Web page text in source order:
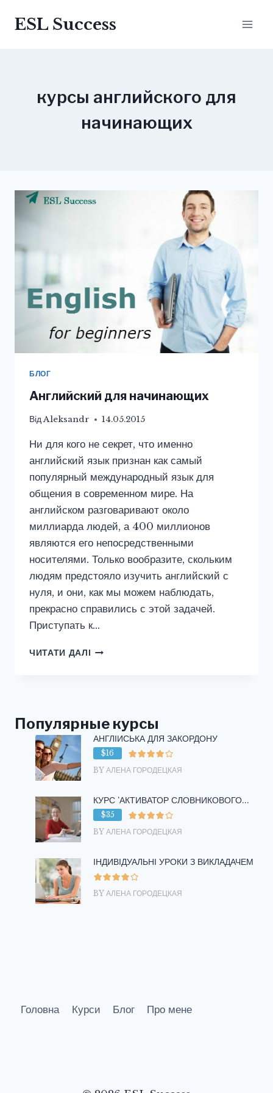
ESL Success
курсы английского для
начинающих
БЛОГ
Английский для начинающих
ВідAleksandr 14.05.2015
Ни для кого не секрет, что именно
английский язык признан как самый
популярный международный язык для
общения в современном мире. На
английском разговаривают около
миллиарда людей, а 400 миллионов
являются его непосредственными
носителями. Только вообразите, скольким
людям предстояло изучить английский с
нуля, и они, как мы можем наблюдать,
прекрасно справились с этой задачей.
Приступать к…
ЧИТАТИ ДАЛІ АНГЛИЙСКИЙ
Популярные курсы
АНГЛІЙСЬКА ДЛЯ ЗАКОРДОНУ
$16
BY АЛЕНА ГОРОДЕЦКАЯ
КУРС ‘АКТИВАТОР СЛОВНИКОВОГО...
$35
BY АЛЕНА ГОРОДЕЦКАЯ
ІНДИВІДУАЛЬНІ УРОКИ З ВИКЛАДАЧЕМ
BY АЛЕНА ГОРОДЕЦКАЯ
Головна Курси Блог Про мене